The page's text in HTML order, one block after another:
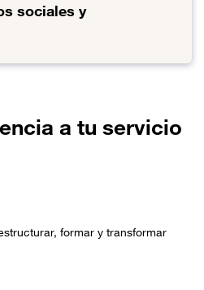
sociales y
a tu servicio
formar y transformar